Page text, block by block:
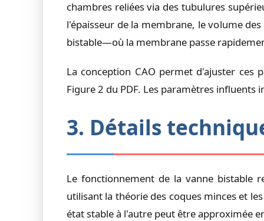
chambres reliées via des tubulures
l'épaisseur de la membrane, le volume
bistable—où la membrane passe
La conception CAO permet d'ajuster
Figure 2 du PDF. Les paramètres
3. Détails
Le fonctionnement de la vanne bistable
utilisant la théorie des coques minces et
état stable à l'autre peut être approximée